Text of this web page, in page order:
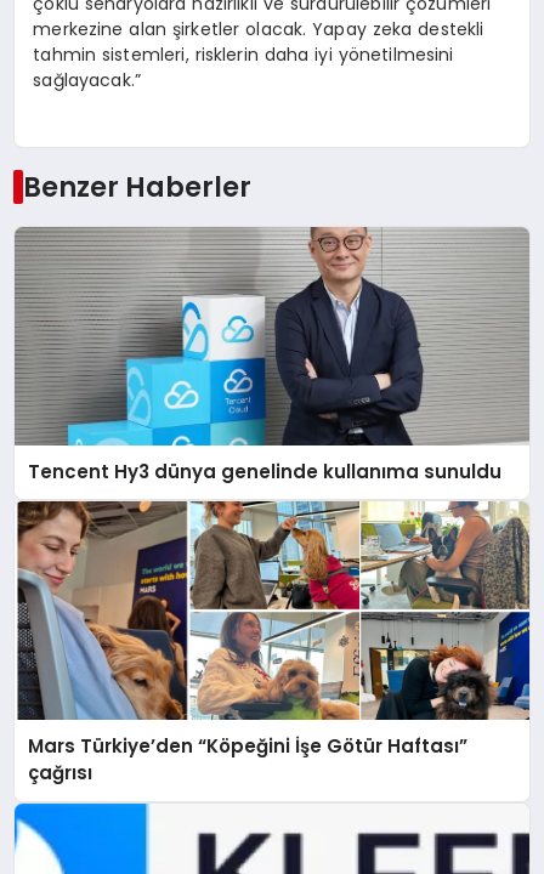
merkezine alan şirketler olacak. Yapay zeka destekli
tahmin sistemleri, risklerin daha iyi yönetilmesini
sağlayacak.”
Benzer Haberler
Tencent Hy3 dünya genelinde kullanıma sunuldu
Mars Türkiye’den “Köpeğini İşe Götür Haftası”
çağrısı